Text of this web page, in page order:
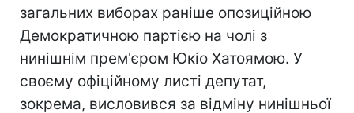
загальних виборах раніше опозиційною
Демократичною партією на чолі з
нинішнім прем'єром Юкіо Хатоямою. У
своєму офіційному листі депутат,
зокрема, висловився за відміну нинішньої